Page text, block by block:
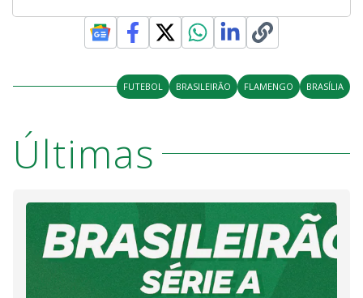
FUTEBOL BRASILEIRÃO FLAMENGO BRASÍLIA
Últimas